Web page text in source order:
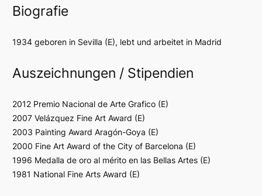
Biografie
1934 geboren in Sevilla (E), lebt und arbeitet in Madrid
Auszeichnungen / Stipendien
2012 Premio Nacional de Arte Grafico (E)
2007 Velázquez Fine Art Award (E)
2003 Painting Award Aragón-Goya (E)
2000 Fine Art Award of the City of Barcelona (E)
1996 Medalla de oro al mérito en las Bellas Artes (E)
1981 National Fine Arts Award (E)